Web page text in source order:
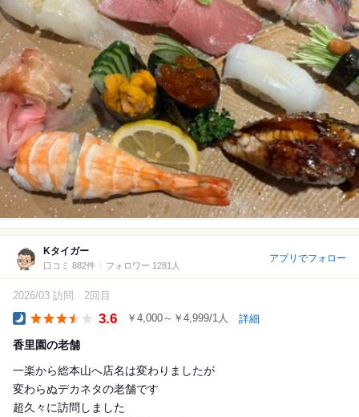
Kタイガー
口コミ 882件 フォロワー 1281人
アプリでフォロー
2026/03 訪問 2回目
3.6 ￥4,000～￥4,999/1人 詳細
香里園の老舗
一楽から総本山へ店名は変わりましたが
変わらぬデカネタの老舗です
超久々に訪問しました